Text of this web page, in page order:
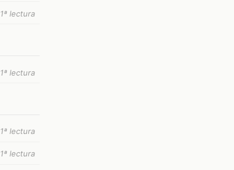
1ª lectura
1ª lectura
1ª lectura
1ª lectura